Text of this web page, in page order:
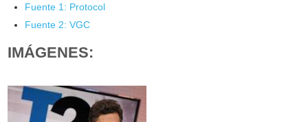
Fuente 1: Protocol
Fuente 2: VGC
IMÁGENES: